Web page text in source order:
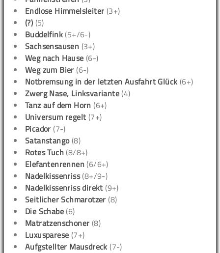
Endlose Himmelsleiter (3+)
(?) (5)
Buddelfink (5+/6-)
Sachsensausen (3+)
Weg nach Hause (6-)
Weg zum Bier (6-)
Notbremsung in der letzten Ausfahrt Glück (6+)
Zwerg Nase, Linksvariante (4)
Tanz auf dem Horn (6+)
Universum regelt (7+)
Picador (7-)
Satanstango(8)
Rotes Tuch (8/8+)
Elefantenrennen (6/6+)
Nadelkissenriss(8+/9-)
Nadelkissenriss direkt (9+)
Seitlicher Schmarotzer (8)
Die Schabe (6)
Matratzenschoner (8)
Luxusparese (7+)
Aufgstellter Mausdreck (7-)